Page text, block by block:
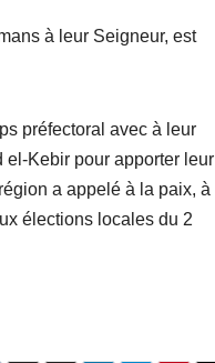
à leur Seigneur, est
préfectoral avec à leur
el-Kebir pour apporter leur
a appelé à la paix, à
élections locales du 2